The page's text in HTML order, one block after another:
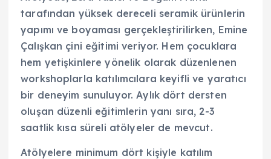
tarafından yüksek dereceli seramik ürünlerin
yapımı ve boyaması gerçekleştirilirken, Emine
Çalışkan çini eğitimi veriyor. Hem çocuklara
hem yetişkinlere yönelik olarak düzenlenen
workshoplarla katılımcılara keyifli ve yaratıcı
bir deneyim sunuluyor. Aylık dört dersten
oluşan düzenli eğitimlerin yanı sıra, 2-3
saatlik kısa süreli atölyeler de mevcut.
Atölyelere minimum dört kişiyle katılım